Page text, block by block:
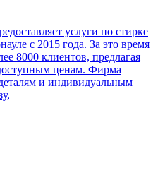
услуги по стирке
с 2015 года. За это время
8000 клиентов, предлагая
ценам. Фирма
и индивидуальным